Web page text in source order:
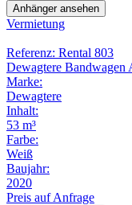
Anhänger ansehen
Vermietung
Referenz: Rental 803
Dewagtere
Marke:
Dewagtere
Inhalt:
53 m³
Farbe:
Weiß
Baujahr:
2020
Preis auf Anfrage